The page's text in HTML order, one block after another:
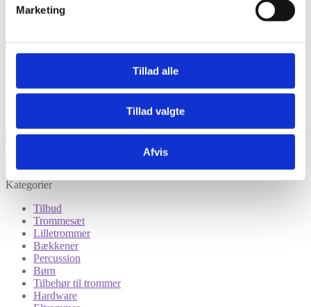
Marketing
Tillad alle
Tillad valgte
Afvis
Modtag nyheder på mail når vi har nye varer eller konkurrencer.
Kategorier
Tilbud
Trommesæt
Lilletrommer
Bækkener
Percussion
Børn
Tilbehør til trommer
Hardware